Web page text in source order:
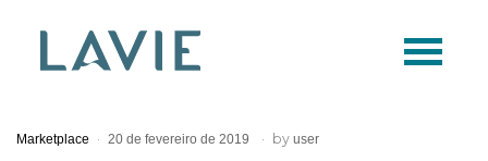
Marketplace 20 de fevereiro de 2019 by user